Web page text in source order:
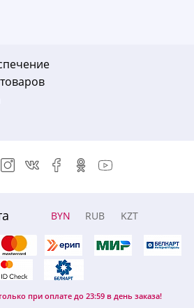
BYN RUB KZT
при оплате до 23:59 в день заказа!